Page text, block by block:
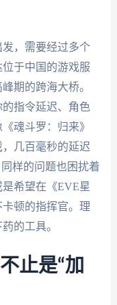
，需要经过多个
于中国的游戏服
期的跨海大桥。
指令延迟、角色
魂斗罗：归来》
几百毫秒的延迟
样的问题也困扰着
希望在《EVE星
顿的指挥官。理
的工具。
止是“加